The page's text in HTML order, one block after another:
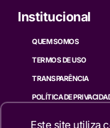
Institucional
QUEM SOMOS
TERMOS DE USO
TRANSPARÊNCIA
POLÍTICA DE
Este site utiliza